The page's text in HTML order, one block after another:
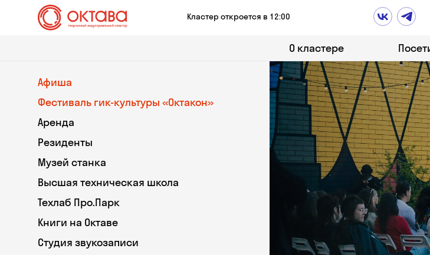
Кластер откроется в 12:00
О кластере
Афиша
Фестиваль гик-культуры «Октакон»
Аренда
Резиденты
Музей станка
Высшая техническая школа
Техлаб Про.Парк
Книги на Октаве
Студия звукозаписи